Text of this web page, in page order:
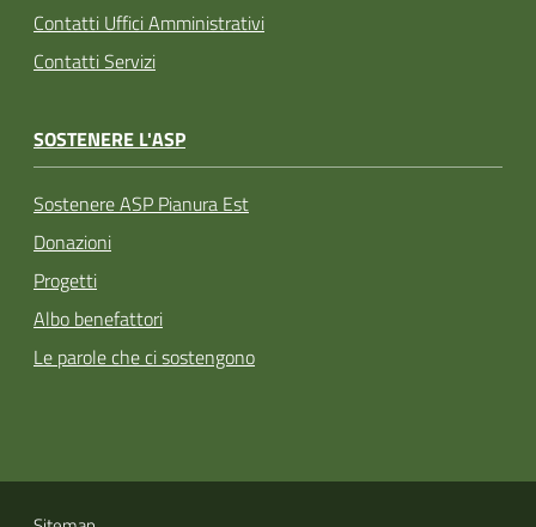
Contatti Uffici Amministrativi
Contatti Servizi
SOSTENERE L'ASP
Sostenere ASP Pianura Est
Donazioni
Progetti
Albo benefattori
Le parole che ci sostengono